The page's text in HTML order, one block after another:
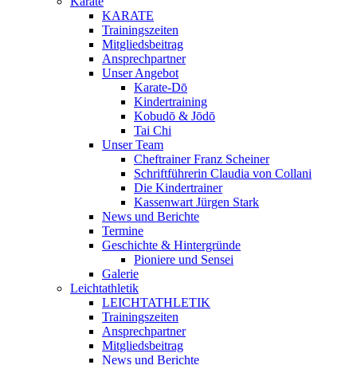
KARATE
Trainingszeiten
Mitgliedsbeitrag
Ansprechpartner
Unser Angebot
Karate-Dō
Kindertraining
Kobudō & Jōdō
Tai Chi
Unser Team
Cheftrainer Franz Scheiner
Schriftführerin Claudia von Collani
Die Kindertrainer
Kassenwart Jürgen Stark
News und Berichte
Termine
Geschichte & Hintergründe
Pioniere und Sensei
Galerie
Leichtathletik
LEICHTATHLETIK
Trainingszeiten
Ansprechpartner
Mitgliedsbeitrag
News und Berichte